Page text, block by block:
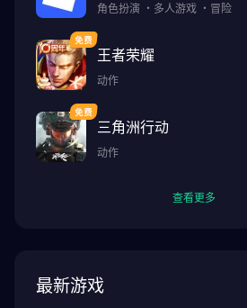
角色扮演 ・ 多人游戏 ・ 冒险
王者荣耀
动作
三角洲行动
动作
查看更多
最新游戏